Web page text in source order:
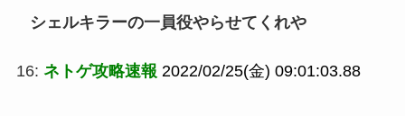
シェルキラーの一員役やらせてくれや
16: ネトゲ攻略速報 2022/02/25(金) 09:01:03.88